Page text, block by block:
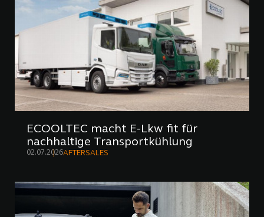
ECOOLTEC macht E-Lkw fit für
nachhaltige Transportkühlung
02.07.2026AFTERSALES